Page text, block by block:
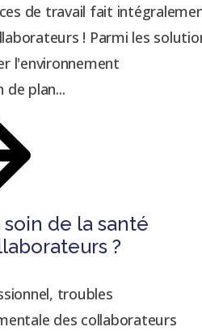
de travail fait
! Parmi les
l'environnement
plan...
de la santé
?
troubles
des collaborateurs